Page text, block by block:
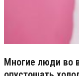
Многие люди во